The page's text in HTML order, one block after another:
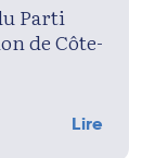
Parti
de Côte-
Lire